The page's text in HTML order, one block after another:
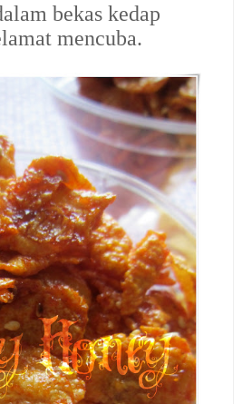
bekas kedap
mencuba.